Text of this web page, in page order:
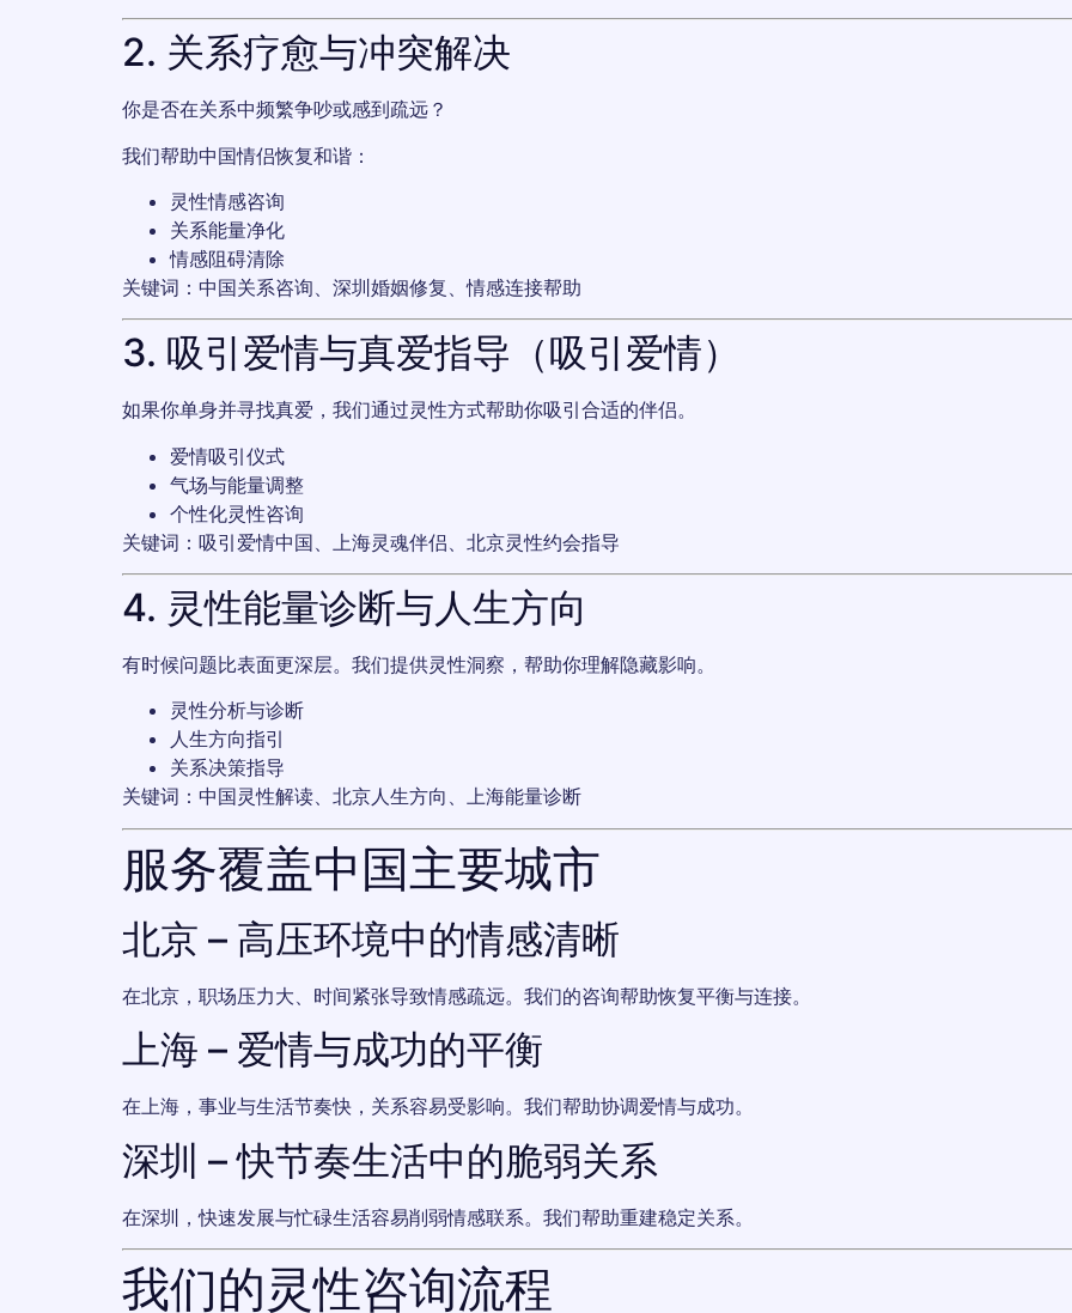
2. 关系疗愈与冲突解决
你是否在关系中频繁争吵或感到疏远？
我们帮助中国情侣恢复和谐：
灵性情感咨询
关系能量净化
情感阻碍清除
关键词：中国关系咨询、深圳婚姻修复、情感连接帮助
3. 吸引爱情与真爱指导（吸引爱情）
如果你单身并寻找真爱，我们通过灵性方式帮助你吸引合适的伴侣。
爱情吸引仪式
气场与能量调整
个性化灵性咨询
关键词：吸引爱情中国、上海灵魂伴侣、北京灵性约会指导
4. 灵性能量诊断与人生方向
有时候问题比表面更深层。我们提供灵性洞察，帮助你理解隐藏影响。
灵性分析与诊断
人生方向指引
关系决策指导
关键词：中国灵性解读、北京人生方向、上海能量诊断
服务覆盖中国主要城市
北京 – 高压环境中的情感清晰
在北京，职场压力大、时间紧张导致情感疏远。我们的咨询帮助恢复平衡与连接。
上海 – 爱情与成功的平衡
在上海，事业与生活节奏快，关系容易受影响。我们帮助协调爱情与成功。
深圳 – 快节奏生活中的脆弱关系
在深圳，快速发展与忙碌生活容易削弱情感联系。我们帮助重建稳定关系。
我们的灵性咨询流程